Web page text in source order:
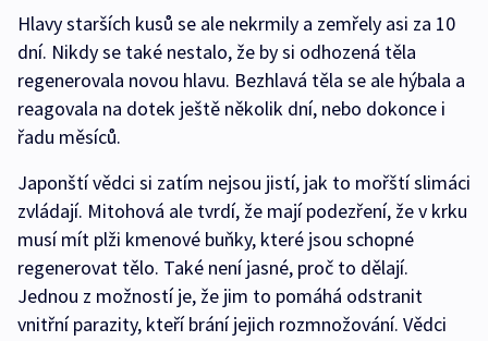
Hlavy starších kusů se ale nekrmily a zemřely asi za 10
dní. Nikdy se také nestalo, že by si odhozená těla
regenerovala novou hlavu. Bezhlavá těla se ale hýbala a
reagovala na dotek ještě několik dní, nebo dokonce i
řadu měsíců.
Japonští vědci si zatím nejsou jistí, jak to mořští slimáci
zvládají. Mitohová ale tvrdí, že mají podezření, že v krku
musí mít plži kmenové buňky, které jsou schopné
regenerovat tělo. Také není jasné, proč to dělají.
Jednou z možností je, že jim to pomáhá odstranit
vnitřní parazity, kteří brání jejich rozmnožování. Vědci